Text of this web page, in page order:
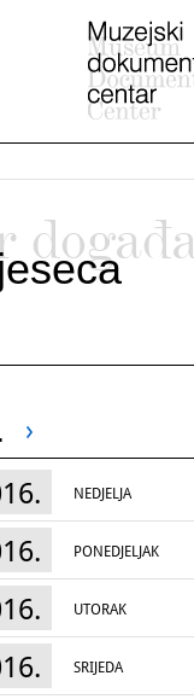
NEDJELJA
PONEDJELJAK
UTORAK
SRIJEDA